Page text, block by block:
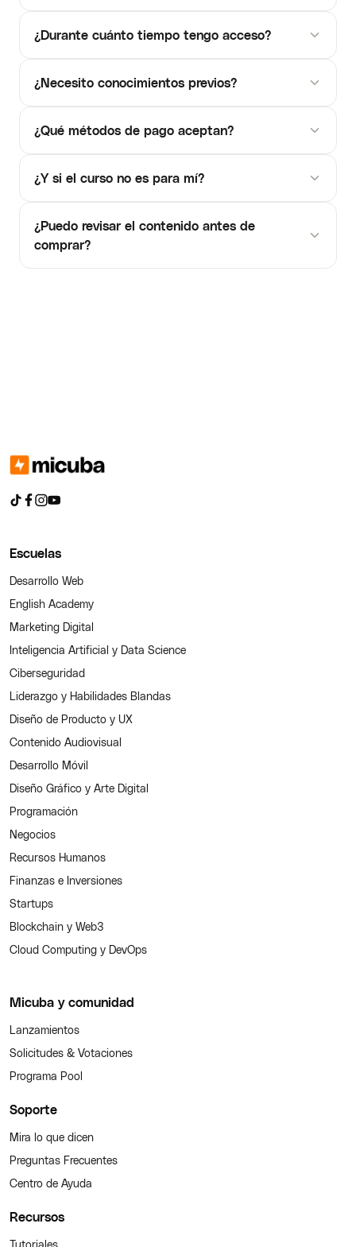
¿Durante cuánto tiempo tengo acceso?
¿Necesito conocimientos previos?
¿Qué métodos de pago aceptan?
¿Y si el curso no es para mí?
¿Puedo revisar el contenido antes de
comprar?
Escuelas
Desarrollo Web
English Academy
Marketing Digital
Inteligencia Artificial y Data Science
Ciberseguridad
Liderazgo y Habilidades Blandas
Diseño de Producto y UX
Contenido Audiovisual
Desarrollo Móvil
Diseño Gráfico y Arte Digital
Programación
Negocios
Recursos Humanos
Finanzas e Inversiones
Startups
Blockchain y Web3
Cloud Computing y DevOps
Micuba y comunidad
Lanzamientos
Solicitudes & Votaciones
Programa Pool
Soporte
Mira lo que dicen
Preguntas Frecuentes
Centro de Ayuda
Recursos
Tutoriales